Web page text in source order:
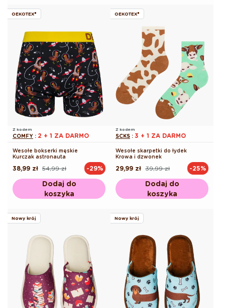
OEKOTEX®
Z kodem
COMFY : 2 + 1 ZA DARMO
Wesołe bokserki męskie
Kurczak astronauta
Cena
54,99 zł
Cena
38,99 zł -29%
Dodaj do
koszyka
OEKOTEX®
Z kodem
SCKS : 3 + 1 ZA DARMO
Wesołe skarpetki do łydek
Krowa i dzwonek
Cena
39,99 zł
Cena
29,99 zł -25%
Dodaj do
koszyka
Nowy krój Nowy krój